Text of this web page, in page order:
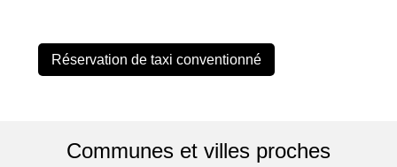
Réservation de taxi conventionné
Communes et villes proches